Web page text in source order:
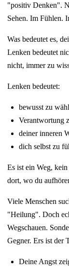
"positiv Denken".
Sehen. Im Fühlen.
Was bedeutet es,
Lenken bedeutet
nicht, immer zu
Lenken bedeutet:
bewusst zu
Verantwortung
deiner inneren
dich selbst zu
Es ist ein Weg,
dort, wo du
Viele Menschen
"Heilung". Doch
Wegschauen.
Gegner. Ers ist der
Deine Angst